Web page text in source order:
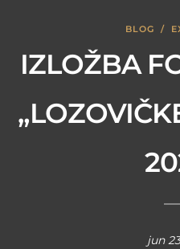
BLOG /
IZLOŽBA
jun